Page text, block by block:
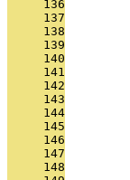
     136
     137
     138
     139
     140
     141
     142
     143
     144
     145
     146
     147
     148